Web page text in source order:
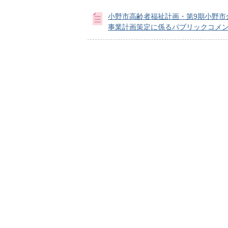
小野市高齢者福祉計画・第9期小野市
事業計画策定に係るパブリックコメ